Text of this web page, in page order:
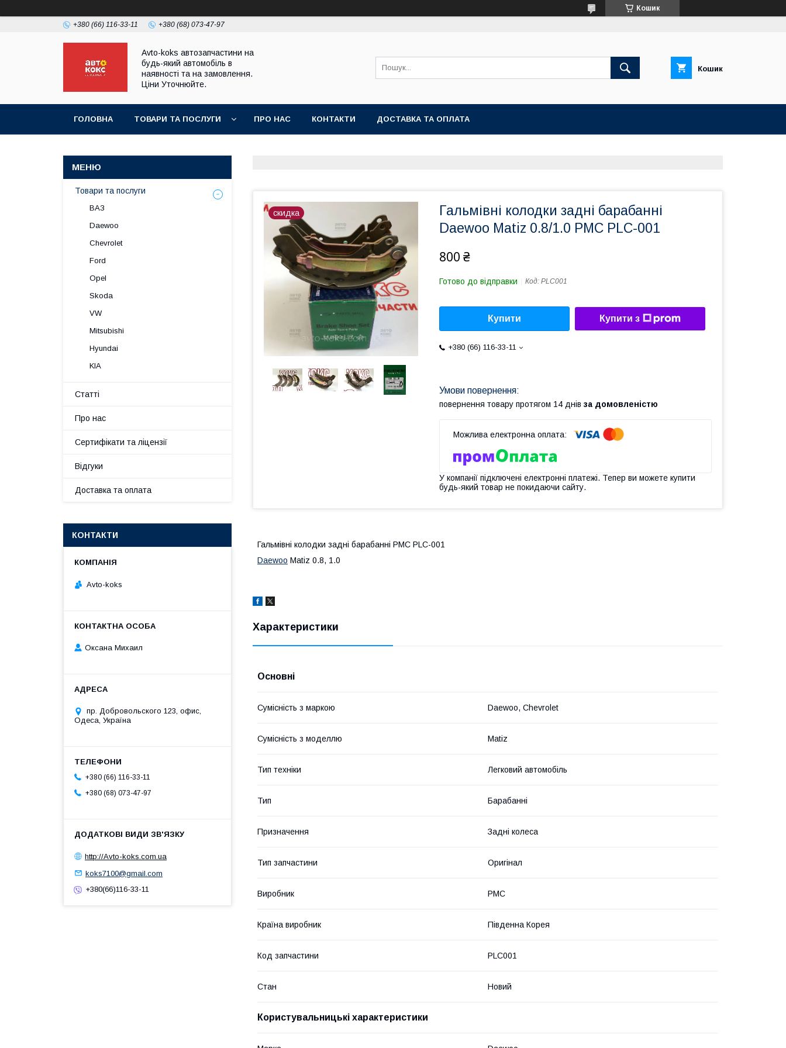
Кошик
+380 (66) 116-33-11 +380 (68) 073-47-97
Avto-koks автозапчастини на
будь-який автомобіль в
наявності та на замовлення.
Ціни Уточнюйте.
Кошик
ГОЛОВНА ТОВАРИ ТА ПОСЛУГИ ПРО НАС КОНТАКТИ ДОСТАВКА ТА ОПЛАТА
скидка
Гальмівні колодки задні барабанні
Daewoo Matiz 0.8/1.0 PMC PLC-001
800 ₴
Готово до відправки Код: PLC001
Купити Купити з
+380 (66) 116-33-11
повернення товару протягом 14 днів за домовленістю
У компанії підключені електронні платежі. Тепер ви можете купити
будь-який товар не покидаючи сайту.
Гальмівні колодки задні барабанні PMC PLC-001
Daewoo Matiz 0.8, 1.0
Характеристики
Основні
Сумісність з маркою Daewoo, Chevrolet
Сумісність з моделлю Matiz
Тип техніки Легковий автомобіль
Тип Барабанні
Призначення Задні колеса
Тип запчастини Оригінал
Виробник PMC
Країна виробник Південна Корея
Код запчастини PLC001
Стан Новий
Користувальницькі характеристики
Товари та послуги
ВАЗ
Daewoo
Chevrolet
Ford
Opel
Skoda
VW
Mitsubishi
Hyundai
KIA
Статті
Про нас
Сертифікати та ліцензії
Відгуки
Доставка та оплата
КОНТАКТИ
Avto-koks
Оксана Михаил
пр. Добровольского 123, офис,
Одеса, Україна
+380 (66) 116-33-11
+380 (68) 073-47-97
http://Avto-koks.com.ua
koks7100@gmail.com
+380(66)116-33-11